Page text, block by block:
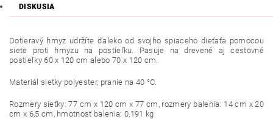
DISKUSIA
Dotieravý hmyz udržíte ďaleko od svojho spiaceho dieťaťa pomocou
siete proti hmyzu na postieľku. Pasuje na drevené aj cestovné
postieľky 60 x 120 cm alebo 70 x 120 cm.
Materiál sieťky polyester, pranie na 40 °C.
Rozmery sieťky: 77 cm x 120 cm x 77 cm, rozmery balenia: 14 cm x 20
cm x 6,5 cm, hmotnosť balenia: 0,191 kg